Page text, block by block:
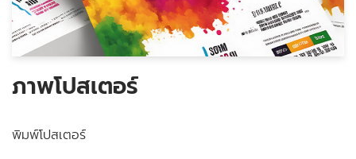
ภาพโปสเตอร์
พิมพ์โปสเตอร์